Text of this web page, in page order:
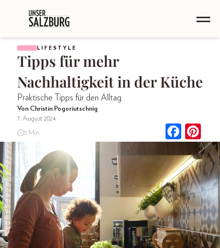
LIFESTYLE
Tipps für mehr
Nachhaltigkeit in der Küche
Praktische Tipps für den Alltag.
Von Christin Pogoriutschnig
7. August 2024
3 Min.